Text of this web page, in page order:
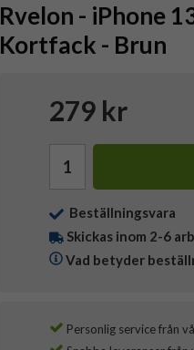
Rvelon - iPhone
Kortfack - Brun
279 kr
Beställningsvara
Skickas inom 2-6
Vad betyder
Personlig service från